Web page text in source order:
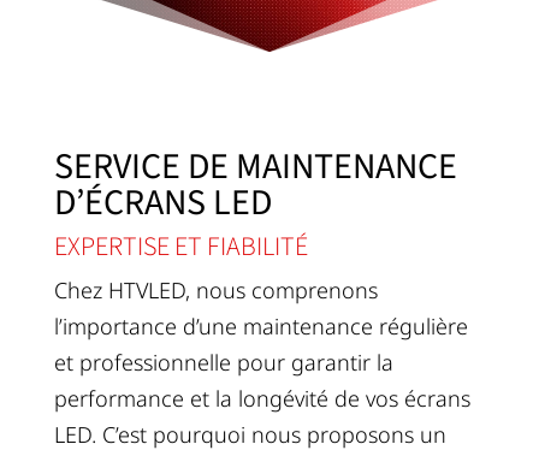
SERVICE DE MAINTENANCE
D’ÉCRANS LED
EXPERTISE ET FIABILITÉ
Chez HTVLED, nous comprenons
l’importance d’une maintenance régulière
et professionnelle pour garantir la
performance et la longévité de vos écrans
LED. C’est pourquoi nous proposons un